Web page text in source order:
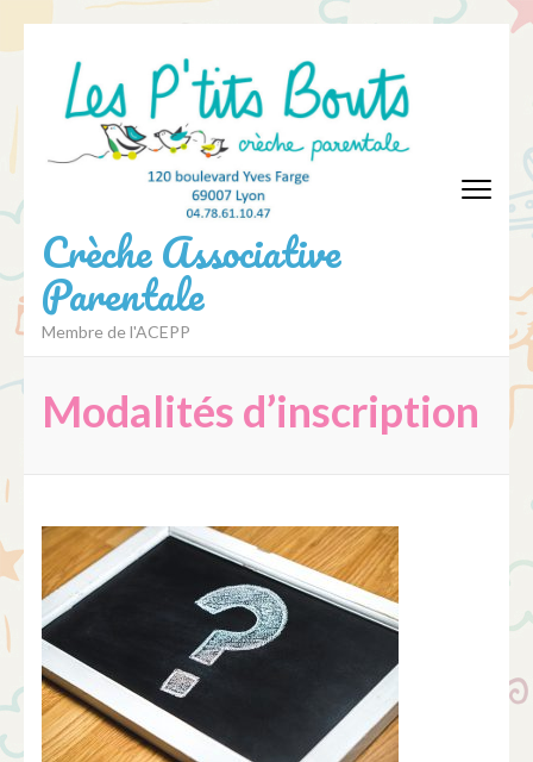
contenu
(Pressez
Entrée)
Crèche Associative
Parentale
Membre de l'ACEPP
Modalités d’inscription